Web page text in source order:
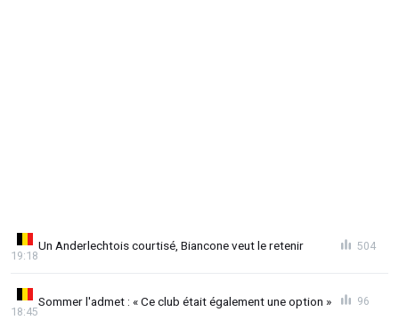
Un Anderlechtois courtisé, Biancone veut le retenir
19:18
504
Sommer l'admet : « Ce club était également une option »
18:45
96